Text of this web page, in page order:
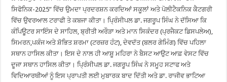
ਸਿਫੋਨਿਕ-2025” ਵਿੱਚ ਉਮਦਾ ਪ੍ਰਦਰਸ਼ਨ ਕਰਦਿਆਂ ਸਕੂਲਾਂ ਅਤੇ ਪੋਲੀਟੈਕਨਿਕ ਕੈਟਗਰੀ
ਵਿੱਚ ਉਵਰਆਲ ਟਰਾਫੀ ਤੇ ਕਬਜਾ ਕੀਤਾ। ਪ੍ਰਿੰਸੀਪਲ ਡਾ. ਜਗਰੂਪ ਸਿੰਘ ਨੇ ਦੱਸਿਆ ਕਿ
ਕੰਪਿਊਟਰ ਸਾਇੰਸ ਦੇ ਸਾਹਿਲ, ਬ੍ਰੀਤੀ ਅਰੌੜਾ ਅਤੇ ਮਾਨ ਸਿਕੰਦਰ (ਪ੍ਰਜੈਕਟ ਡਿਸਪਲੇਅ),
ਸਿਮਰਨ,ਪਕੰਜ ਅਤੇ ਸ਼ੋਭਿਤ ਸ਼ਰਮਾ (ਟਰਜ਼ਰ ਹੰਟ), ਦੇਵਦੱਤ (ਬਲਰ ਗੇਮਿੰਗ) ਵਿੱਚ ਪਹਿਲਾ
ਸਥਾਨ ਹਾਸਿਲ ਕੀਤਾ। ਇਸ ਦੇ ਨਾਲ ਹੀ ਆਸ਼ੂ ਮਹਿਰਾ ਨੇ ਬੈਸਟ ਆਉਟ ਆਫ਼ ਵੇਸਟ ਵਿੱਚ
ਦੂਜਾ ਸਥਾਨ ਹਾਸਿਲ ਕੀਤਾ। ਪ੍ਰਿੰਸੀਪਲ ਡਾ. ਜਗਰੂਪ ਸਿੰਘ ਨੇ ਸਮੂਹ ਸਟਾਫ ਅਤੇ
ਵਿਦਿਆਰਥੀਆਂ ਨੂੰ ਇਸ ਪ੍ਰਾਪਤੀ ਲਈ ਮੁਬਾਰਕ ਬਾਦ ਦਿੱਤੀ ਅਤੇ ਡਾ. ਰਾਜੀਵ ਭਾਟਿਆ